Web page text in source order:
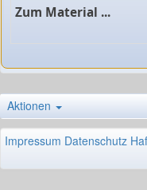
Zum Material ...
Aktionen
Impressum Datenschutz